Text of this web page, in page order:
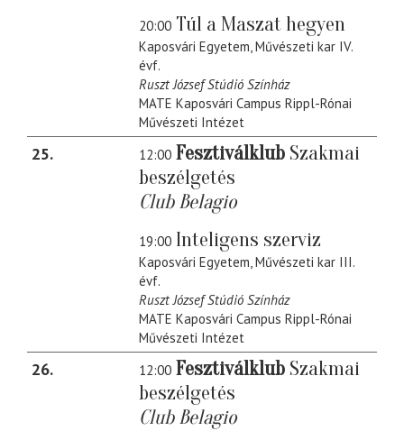
20:00 Túl a Maszat hegyen
Kaposvári Egyetem, Művészeti kar IV.
évf.
Ruszt József Stúdió Színház
MATE Kaposvári Campus Rippl-Rónai
Művészeti Intézet
25 12:00 FesztiválklubSzakmai
beszélgetés
Club Belagio
19:00 Inteligens szerviz
Kaposvári Egyetem, Művészeti kar III.
évf.
Ruszt József Stúdió Színház
MATE Kaposvári Campus Rippl-Rónai
Művészeti Intézet
26 12:00 FesztiválklubSzakmai
beszélgetés
Club Belagio